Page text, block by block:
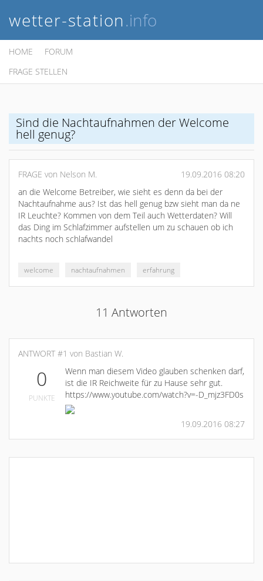
wetter-station.info
HOME
FORUM
FRAGE STELLEN
Sind die Nachtaufnahmen der Welcome
hell genug?
FRAGE von Nelson M.
19.09.2016 08:20
an die Welcome Betreiber, wie sieht es denn da bei der
Nachtaufnahme aus? Ist das hell genug bzw sieht man da ne
IR Leuchte? Kommen von dem Teil auch Wetterdaten? Will
das Ding im Schlafzimmer aufstellen um zu schauen ob ich
nachts noch schlafwandel
welcome nachtaufnahmen erfahrung
11 Antworten
ANTWORT #1 von Bastian W.
0
PUNKTE
Wenn man diesem Video glauben schenken darf,
ist die IR Reichweite für zu Hause sehr gut.
https://www.youtube.com/watch?v=-D_mjz3FD0s
19.09.2016 08:27